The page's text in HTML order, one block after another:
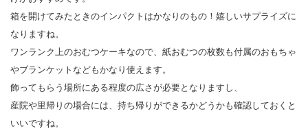
箱を開けてみたときのインパクトはかなりのもの！嬉しいサプライズに
なりますね。
ワンランク上のおむつケーキなので、紙おむつの枚数も付属のおもちゃ
やブランケットなどもかなり使えます。
飾ってもらう場所にある程度の広さが必要となりますし、
産院や里帰りの場合には、持ち帰りができるかどうかも確認しておくと
いいですね。